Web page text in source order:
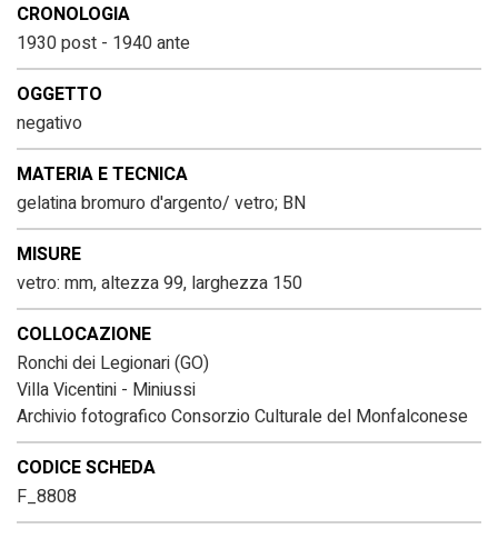
CRONOLOGIA
1930 post - 1940 ante
OGGETTO
negativo
MATERIA E TECNICA
gelatina bromuro d'argento/ vetro; BN
MISURE
vetro: mm, altezza 99, larghezza 150
COLLOCAZIONE
Ronchi dei Legionari (GO)
Villa Vicentini - Miniussi
Archivio fotografico Consorzio Culturale del Monfalconese
CODICE SCHEDA
F_8808